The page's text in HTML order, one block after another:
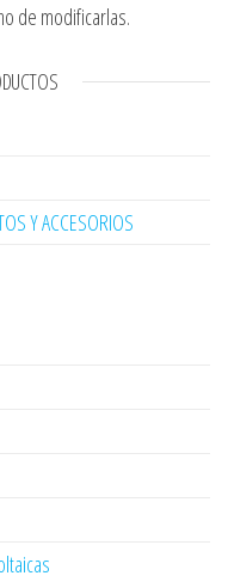
de modificarlas.
Y ACCESORIOS